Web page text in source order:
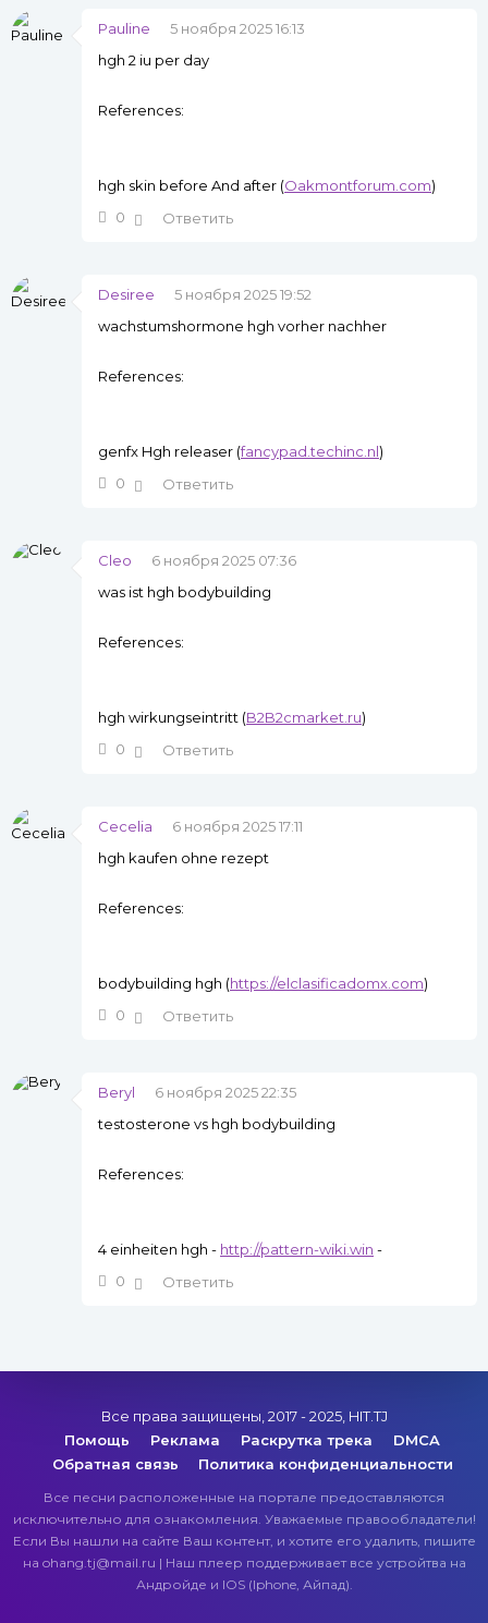
Pauline
5 ноября 2025 16:13
hgh 2 iu per day
References:
hgh skin before And after (Oakmontforum.com)
0
Ответить
Desiree
5 ноября 2025 19:52
wachstumshormone hgh vorher nachher
References:
genfx Hgh releaser (fancypad.techinc.nl)
0
Ответить
Cleo
6 ноября 2025 07:36
was ist hgh bodybuilding
References:
hgh wirkungseintritt (B2B2cmarket.ru)
0
Ответить
Cecelia
6 ноября 2025 17:11
hgh kaufen ohne rezept
References:
bodybuilding hgh (https://elclasificadomx.com)
0
Ответить
Beryl
6 ноября 2025 22:35
testosterone vs hgh bodybuilding
References:
4 einheiten hgh - http://pattern-wiki.win -
0
Ответить
Все права защищены, 2017 - 2025, HIT.TJ
Помощь
Реклама Раскрутка трека
DMCA
Обратная связь
Политика конфиденциальности
Все песни расположенные на портале предоставляются
исключительно для ознакомления. Уважаемые правообладатели!
Если Вы нашли на сайте Ваш контент, и хотите его удалить, пишите
на ohang.tj@mail.ru | Наш плеер поддерживает все устройтва на
Андройде и IOS (Iphone, Айпад).